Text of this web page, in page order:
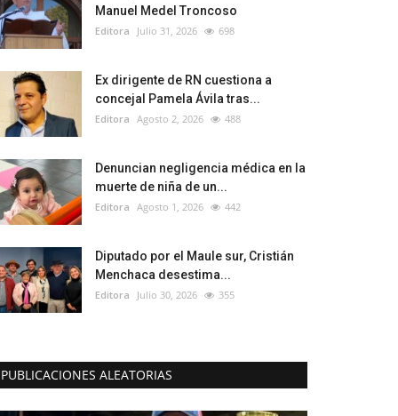
Manuel Medel Troncoso
Editora Julio 31, 2026 698
Ex dirigente de RN cuestiona a
concejal Pamela Ávila tras...
Editora Agosto 2, 2026 488
Denuncian negligencia médica en la
muerte de niña de un...
Editora Agosto 1, 2026 442
Diputado por el Maule sur, Cristián
Menchaca desestima...
Editora Julio 30, 2026 355
PUBLICACIONES ALEATORIAS